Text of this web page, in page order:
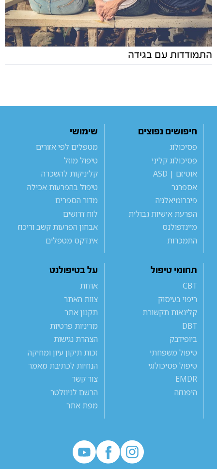
התמודדות עם בגידה
חיפושים נפוצים
פסיכולוג
פסיכולוג קליני
אוטיזם | ASD
אספרגר
פיברומיאלגיה
הפרעת אישיות גבולית
מיינדפולנס
התמכרות
שימושי
מטפלים לפי אזורים
טיפול מוזל
קליניקות להשכרה
טיפול בהפרעות אכילה
מדור הספרים
לוח דרושים
אבחון הפרעות קשב וריכוז
אינדקס מטפלים
תחומי טיפול
CBT
ריפוי בעיסוק
קלינאות תקשורת
DBT
ביופידבק
טיפול משפחתי
טיפול פסיכולוגי
EMDR
היפנוזה
על בטיפולנט
אודות
צוות האתר
תקנון אתר
מדיניות פרטיות
הצהרת נגישות
זכות תיקון עיון ומחיקה
הנחיות לכתיבת מאמר
צור קשר
הרשם לניוזלטר
מפת אתר